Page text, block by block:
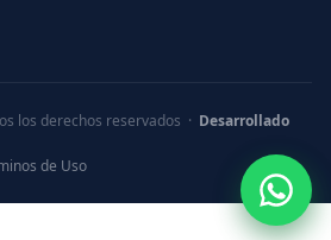
los derechos reservados · Desarrollado
de Uso